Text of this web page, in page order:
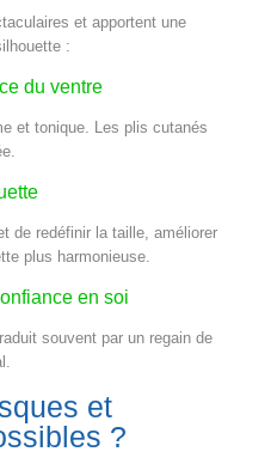
et apportent une
:
du ventre
et tonique. Les plis cutanés
de redéfinir la taille, améliorer
plus harmonieuse.
en soi
souvent par un regain de
et
?